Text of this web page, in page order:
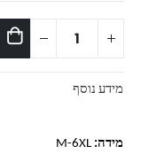
מידע נוסף
מידה: M-6XL